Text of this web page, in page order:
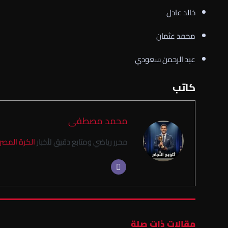
خالد عادل
محمد عثمان
عبد الرحمن سعودي
كاتب
محمد مصطفى
محرر رياضي ومتابع دقيق لأخبارالكرة
مقالات ذات صلة